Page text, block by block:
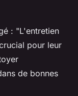
: "L'entretien
pour leur
de bonnes